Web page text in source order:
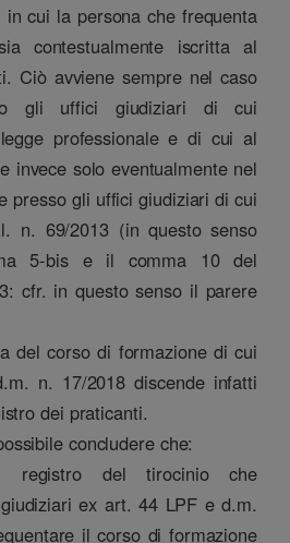
in cui la persona che frequenta
contestualmente iscritta al
Ciò avviene sempre nel caso
gli uffici giudiziari di cui
professionale e di cui al
invece solo eventualmente nel
presso gli uffici giudiziari di cui
n. 69/2013 (in questo senso
5-bis e il comma 10 del
cfr. in questo senso il parere
del corso di formazione di cui
n. 17/2018 discende infatti
dei praticanti.
concludere che:
del tirocinio che
ex art. 44 LPF e d.m.
il corso di formazione